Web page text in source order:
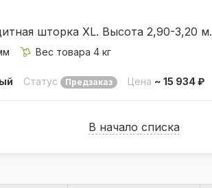
шторка XL. Высота 2,90-3,20 м.
Вес товара 4 кг
Статус Предзаказ Цена ~ 15 934 ₽
В начало списка